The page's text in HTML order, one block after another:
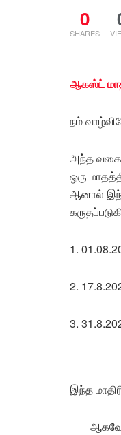
0
SHARES
ஆகஸ்ட்
நம்
அந்த
ஒரு
ஆனால்
1.
2.
3.
இந்த
ஆகவே